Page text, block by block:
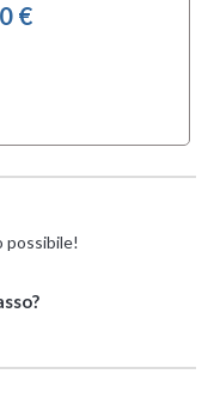
€
possibile!